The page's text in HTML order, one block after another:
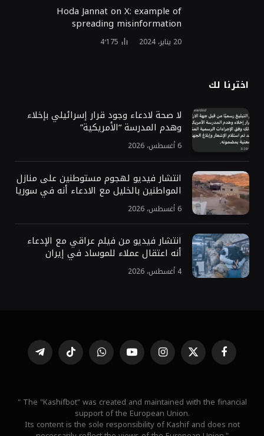
Hoda Jannat on X: example of
spreading misinformation
20 يناير، 2024 4٬175
اخترنا لك
لا صحة لادعاء وجود قرار إسرائيلي بإخلاء
وهدم المدرسة “الأمريكية”
6 أغسطس، 2026
انتشار فيديو لهجوم مستوطنين على منازل
المواطنين بالخليل مع الادعاء أنه في سوريا
6 أغسطس، 2026
انتشار فيديو من فيلم عراقي مع الإدعاء
أنه اعتقال عملاء للموساد في إيران
4 أغسطس، 2026
فيسبوك X
(Twitter)
الانستغراميوتيوب واتساب تيكتوك تيلقرام
" The "Kashifbot" was created and maintained with the financial
support of the European Union.
Its content is the sole responsibility of Kashif and does not